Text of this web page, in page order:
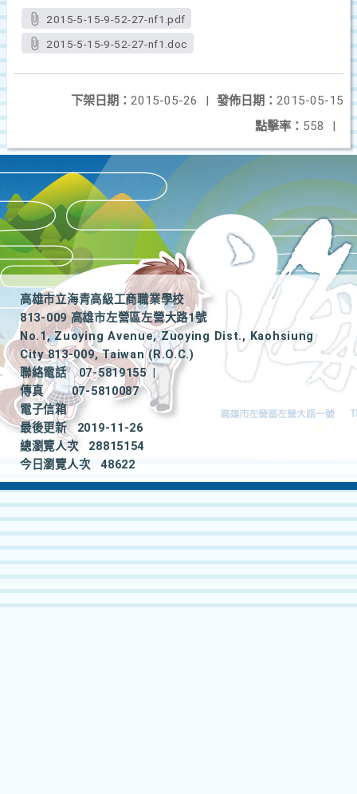
2015-5-15-9-52-27-nf1.pdf
2015-5-15-9-52-27-nf1.doc
發佈日期： 2015-05-15
下架日期： 2015-05-26
|
點擊率： 558 |
高雄市立海青高級工商職業學校
813-009 高雄市左營區左營大路1號
No.1, Zuoying Avenue, Zuoying Dist., Kaohsiung
City 813-009, Taiwan (R.O.C.)
聯絡電話
07-5819155
|
傳真
07-5810087
電子信箱
最後更新
2019-11-26
總瀏覽人次
28815154
今日瀏覽人次
48622